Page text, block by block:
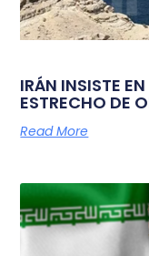
IRÁN INSISTE
ESTRECHO DE
Read More